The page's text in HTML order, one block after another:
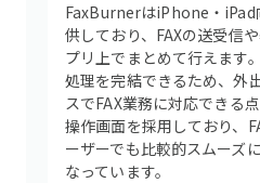
FaxBurnerはiPhone・iPad
供しており、FAXの送受信
プリ上でまとめて行えます
処理を完結できるため、外
スでFAX業務に対応できる
操作画面を採用しており、
ーザーでも比較的スムーズ
なっています。